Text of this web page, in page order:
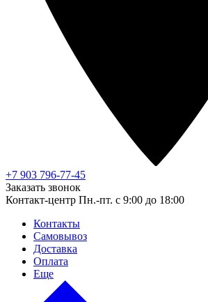
+7 903 796-77-45
Заказать звонок
Контакт-центр Пн.-пт. с 9:00 до 18:00
Контакты
Самовывоз
Доставка
Оплата
Еще